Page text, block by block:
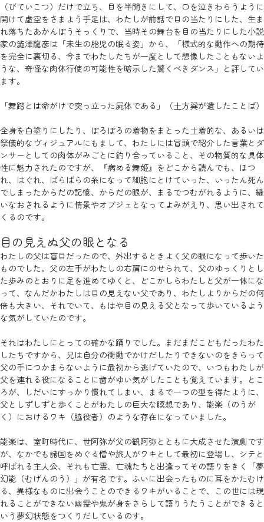
（びていこつ）だけで立ち、目を半開きにして、口を泣きわらうように
開けて虚空をさまよう手足は、わたしが前話で目の当たりにした、生ま
れ落ちたあかんぼうそっくりで、当時その舞台を目の当たりにした小説
家の澁澤龍彦は「未生の胎児の眠る姿」から、「様式的な動作への期待
を完全に裏切る、今までわたしたちが一度として想像したこともないよ
うな、奇怪な肉体行使の可能性を暗示した驚くべきダンス」と評してい
ます。
「舞踏とは命がけで突っ立った屍体である」（土方巽が遺したことば）
全身を白塗りにしたり、ぼろぼろの着物をまとった土着的な、あるいは
祭儀的なヴィジュアルにもまして、わたしには冒頭で紹介した言葉とダ
ンサーとしての肉体がみごとに釣り合っていること、その物質的な具体
性に魅力されたのですが、『病める舞姫』をどこから読んでも、ほつ
れ、はぐれ、ばらばらの糸になって細胞にとけていった、いったん死ん
でしまったからだの記憶、からだの眼が、まるでつむがれるように、縫
いなおされるように情景やオブジェとなってよみがえり、思い出されて
くるのです。
目の見えぬ父の眼となる
わたしの父は盲目だったので、外出するときよく父の眼になって歩いた
ものでした。父の左手がわたしの右肩にのせられて、父のゆっくりとし
た歩みのとおりに足を進めてゆくと、どこかしらわたしと父が一体にな
って、なんだかわたしは目の見えない父であり、わたしよりからだの何
倍も大きい、それでいて、もはや目の見える父となって歩いているよう
な気がしていたのです。
それはわたしにとっての確かな踊りでした。まだまだこどもだったわた
したちですから、兄は自分の衝動でかけだしたりできないのをきらって
父の手につかまらないように最初から逃げていたので、いつもわたしが
父を連れる役になることに歯がゆい気がしたことも覚えています。とこ
ろが、しだいにすっかり慣れてしまい、まるで一つの型を得たように、
父としずしずと歩くことがわたしの巨大な瞑想であり、能楽（のうが
く）におけるワキ（脇役者）のような存在になっていました。
能楽は、室町時代に、世阿弥が父の観阿弥とともに大成させた演劇です
が、なかでも諸国をめぐる僧や旅人がワキとして最初に登場し、シテと
呼ばれる主人公、それも亡霊、亡魂たちと出逢ってその語りをきく「夢
幻能（むげんのう）」が有名です。ふいに出会ったものに耳をかたむけ
る、異様なものに出会うことのできるワキがいることで、この世には現
れることができない幽霊や鬼が身をさらして語りうたうことができると
いう夢幻状態をつくりだしているのす。